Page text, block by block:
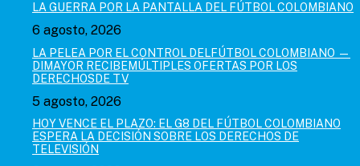
LA GUERRA POR LA PANTALLA DEL FÚTBOL COLOMBIANO
6 agosto, 2026
LA PELEA POR EL CONTROL DELFÚTBOL COLOMBIANO —
DIMAYOR RECIBEMÚLTIPLES OFERTAS POR LOS
DERECHOSDE TV
5 agosto, 2026
HOY VENCE EL PLAZO: EL G8 DEL FÚTBOL COLOMBIANO
ESPERA LA DECISIÓN SOBRE LOS DERECHOS DE
TELEVISIÓN